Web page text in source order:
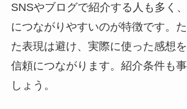
SNSやブログで紹介する人も多く
につながりやすいのが特徴です。
た表現は避け、実際に使った感想
信頼につながります。紹介条件も
しょう。